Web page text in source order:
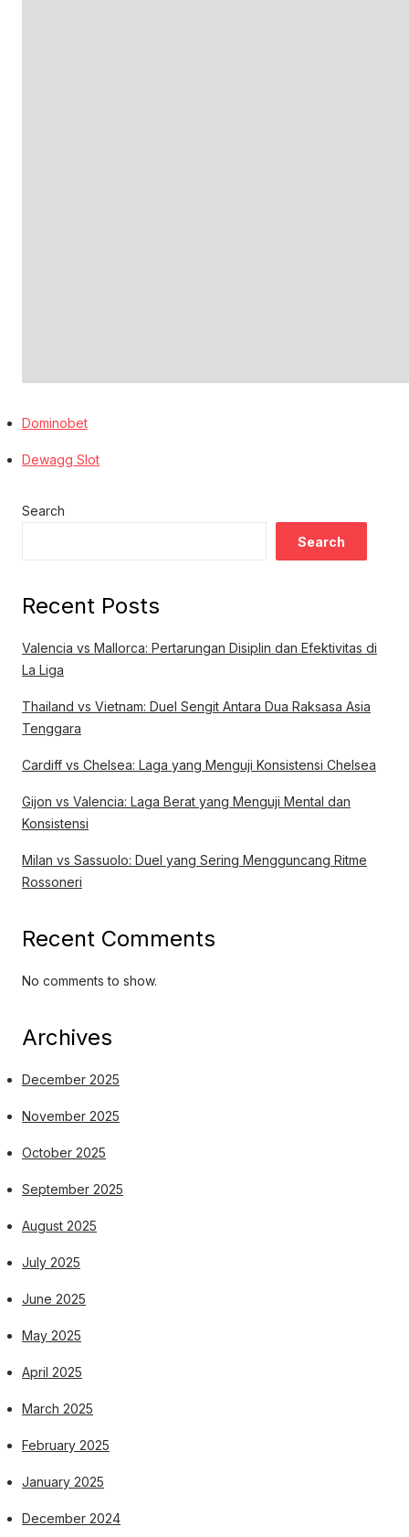
Dominobet
Dewagg Slot
Search
Search
Recent Posts
Valencia vs Mallorca: Pertarungan Disiplin dan Efektivitas di
La Liga
Thailand vs Vietnam: Duel Sengit Antara Dua Raksasa Asia
Tenggara
Cardiff vs Chelsea: Laga yang Menguji Konsistensi Chelsea
Gijon vs Valencia: Laga Berat yang Menguji Mental dan
Konsistensi
Milan vs Sassuolo: Duel yang Sering Mengguncang Ritme
Rossoneri
Recent Comments
No comments to show.
Archives
December 2025
November 2025
October 2025
September 2025
August 2025
July 2025
June 2025
May 2025
April 2025
March 2025
February 2025
January 2025
December 2024